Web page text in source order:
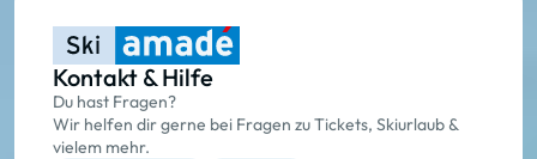
Kontakt & Hilfe
Du hast Fragen?
Wir helfen dir gerne bei Fragen zu Tickets, Skiurlaub &
vielem mehr.